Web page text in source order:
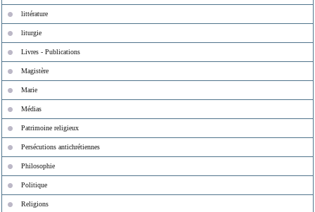
littérature
liturgie
Livres - Publications
Magistère
Marie
Médias
Patrimoine religieux
Persécutions antichrétiennes
Philosophie
Politique
Religions